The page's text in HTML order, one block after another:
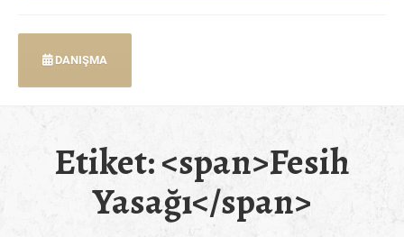
DANIŞMA
Etiket: <span>Fesih
Yasağı</span>